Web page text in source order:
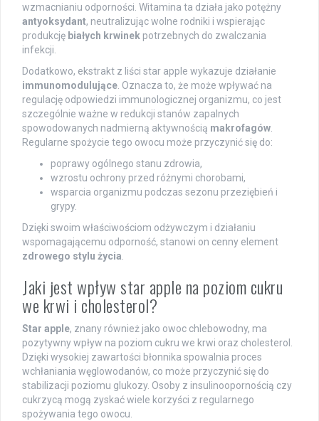
wzmacnianiu odporności. Witamina ta działa jako potężny
antyoksydant, neutralizując wolne rodniki i wspierając
produkcję białych krwinek potrzebnych do zwalczania
infekcji.
Dodatkowo, ekstrakt z liści star apple wykazuje działanie
immunomodulujące . Oznacza to, że może wpływać na
regulację odpowiedzi immunologicznej organizmu, co jest
szczególnie ważne w redukcji stanów zapalnych
spowodowanych nadmierną aktywnością makrofagów
Regularne spożycie tego owocu może przyczynić się do:
poprawy ogólnego stanu zdrowia,
wzrostu ochrony przed różnymi chorobami,
wsparcia organizmu podczas sezonu przeziębień i
grypy.
Dzięki swoim właściwościom odżywczym i działaniu
wspomagającemu odporność, stanowi on cenny element
zdrowego stylu życia
Jaki jest wpływ star apple na poziom cukru
we krwi i cholesterol?
Star apple, znany również jako owoc chlebowodny, ma
pozytywny wpływ na poziom cukru we krwi oraz cholesterol.
Dzięki wysokiej zawartości błonnika spowalnia proces
wchłaniania węglowodanów, co może przyczynić się do
stabilizacji poziomu glukozy. Osoby z insulinoopornością czy
cukrzycą mogą zyskać wiele korzyści z regularnego
spożywania tego owocu.